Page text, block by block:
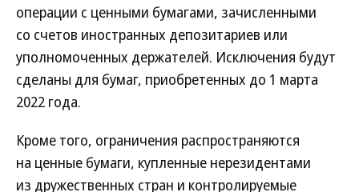
операции с ценными бумагами, зачисленными
со счетов иностранных депозитариев или
уполномоченных держателей. Исключения будут
сделаны для бумаг, приобретенных до 1 марта
2022 года.
Кроме того, ограничения распространяются
на ценные бумаги, купленные нерезидентами
из дружественных стран и контролируемые